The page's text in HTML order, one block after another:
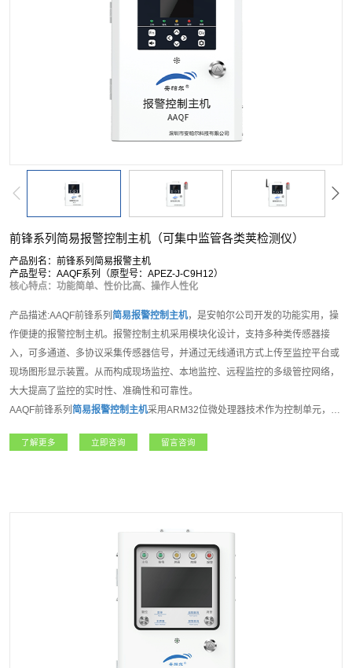
前锋系列简易报警控制主机（可集中监管各类荚检测仪）
产品别名：前锋系列简易报警主机
产品型号：AAQF系列（原型号：APEZ-J-C9H12）
核心特点：功能简单、性价比高、操作人性化
产品描述:AAQF前锋系列 简易报警控制主机，是安帕尔公司开发的功能实用，操
作便捷的报警控制主机。报警控制主机采用模块化设计，支持多种类传感器接
入，可多通道、多协议采集传感器信号，并通过无线通讯方式上传至监控平台或
现场图形显示装置。从而构成现场监控、本地监控、远程监控的多级管控网络，
大大提高了监控的实时性、准确性和可靠性。
AAQF前锋系列 简易报警控制主机采用ARM32位微处理器技术作为控制单元，
RS485输出，4组继电器接口，用于控制风机、电磁阀和数据上传使用；用户可
了解更多 立即咨询 留言咨询